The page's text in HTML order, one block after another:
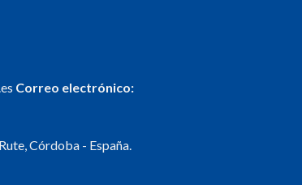
Correo electrónico:
Córdoba - España.